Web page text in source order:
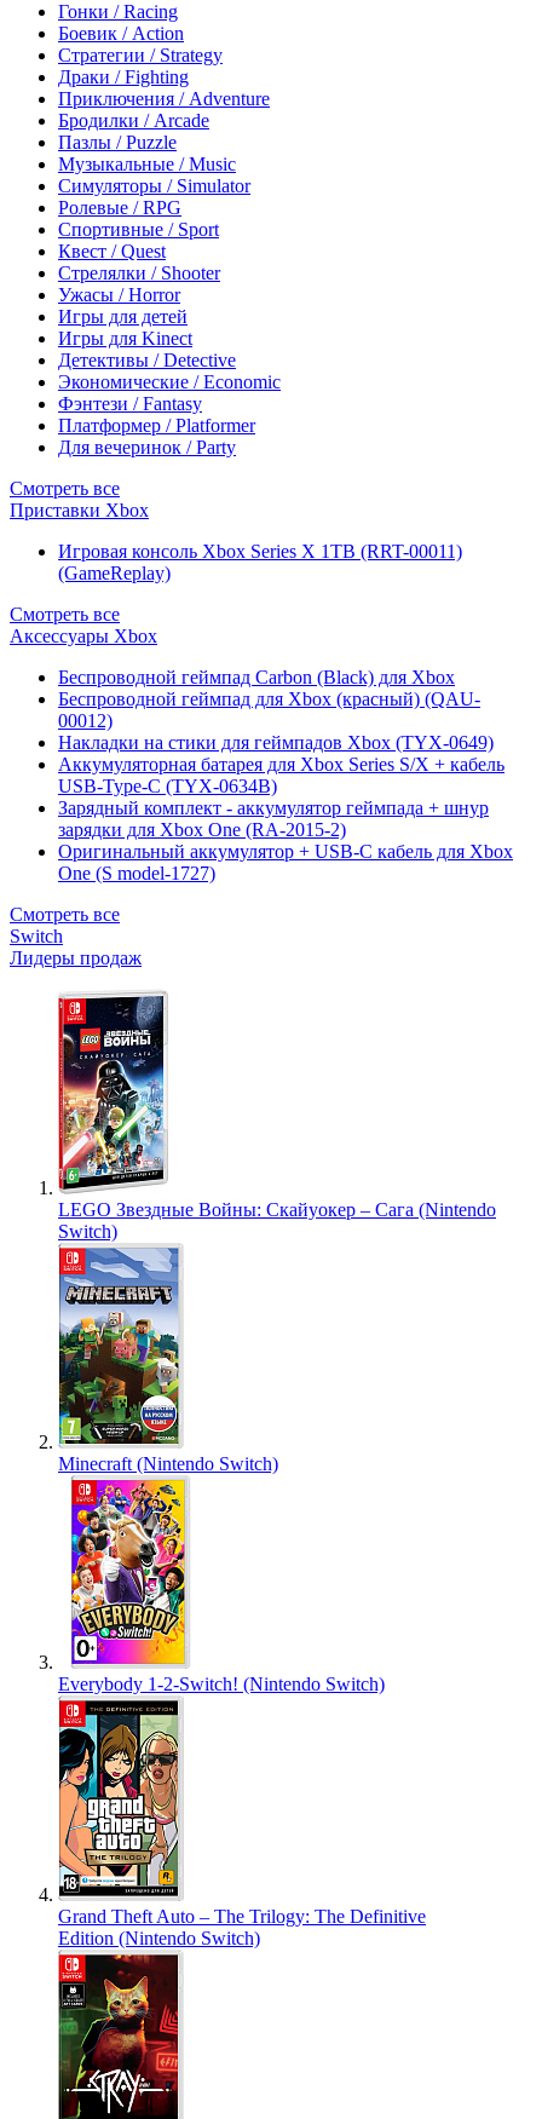
Гонки / Racing
Боевик / Action
Стратегии / Strategy
Драки / Fighting
Приключения / Adventure
Бродилки / Arcade
Пазлы / Puzzle
Музыкальные / Music
Симуляторы / Simulator
Ролевые / RPG
Спортивные / Sport
Квест / Quest
Стрелялки / Shooter
Ужасы / Horror
Игры для детей
Игры для Kinect
Детективы / Detective
Экономические / Economic
Фэнтези / Fantasy
Платформер / Platformer
Для вечеринок / Party
Смотреть все
Приставки Xbox
Игровая консоль Xbox Series X 1TB (RRT-00011)
(GameReplay)
Смотреть все
Аксессуары Xbox
Беспроводной геймпад Carbon (Black) для Xbox
Беспроводной геймпад для Xbox (красный) (QAU-
00012)
Накладки на стики для геймпадов Xbox (TYX-0649)
Аккумуляторная батарея для Xbox Series S/X + кабель
USB-Type-C (TYX-0634B)
Зарядный комплект - аккумулятор геймпада + шнур
зарядки для Xbox One (RA-2015-2)
Оригинальный аккумулятор + USB-C кабель для Xbox
One (S model-1727)
Смотреть все
Switch
Лидеры продаж
LEGO Звездные Войны: Скайуокер – Сага (Nintendo
Switch)
Minecraft (Nintendo Switch)
Everybody 1-2-Switch! (Nintendo Switch)
Grand Theft Auto – The Trilogy: The Definitive
Edition (Nintendo Switch)